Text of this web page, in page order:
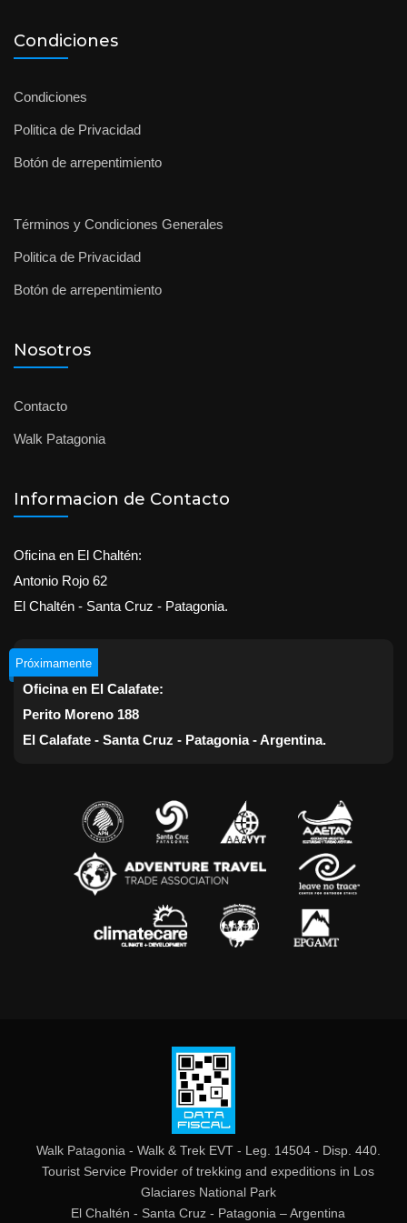
Condiciones
Condiciones
Politica de Privacidad
Botón de arrepentimiento
Términos y Condiciones Generales
Politica de Privacidad
Botón de arrepentimiento
Nosotros
Contacto
Walk Patagonia
Informacion de Contacto
Oficina en El Chaltén:
Antonio Rojo 62
El Chaltén - Santa Cruz - Patagonia.
Próximamente
Oficina en El Calafate:
Perito Moreno 188
El Calafate - Santa Cruz - Patagonia - Argentina.
Walk Patagonia - Walk & Trek EVT - Leg. 14504 - Disp. 440.
Tourist Service Provider of trekking and expeditions in Los
Glaciares National Park
El Chaltén - Santa Cruz - Patagonia – Argentina